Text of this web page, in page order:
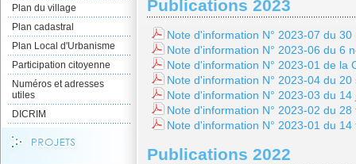
Plan du village
Plan cadastral
Plan Local d'Urbanisme
Participation citoyenne
Numéros et adresses
utiles
DICRIM
Publications 2023
Note d'information N° 2023-07 du
Note d'information N° 2023-06 du 6
Note d'information N° 2023-01 de la
Note d'information N° 2023-04 du
Note d'information N° 2023-03 du 14
Note d'information N° 2023-02 du
Note d'information N° 2023-01 du
Publications 2022